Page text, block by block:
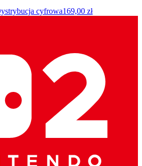
cyfrowa169,00 zł